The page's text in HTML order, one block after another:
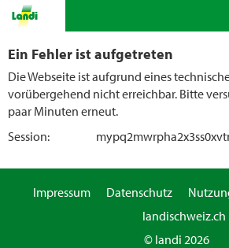
Ein Fehler ist aufgetreten
Die Webseite ist aufgrund eines
vorübergehend nicht erreichbar. Bitte
paar Minuten erneut.
Session:
Impressum Datenschutz
landischweiz.ch
© landi 2026